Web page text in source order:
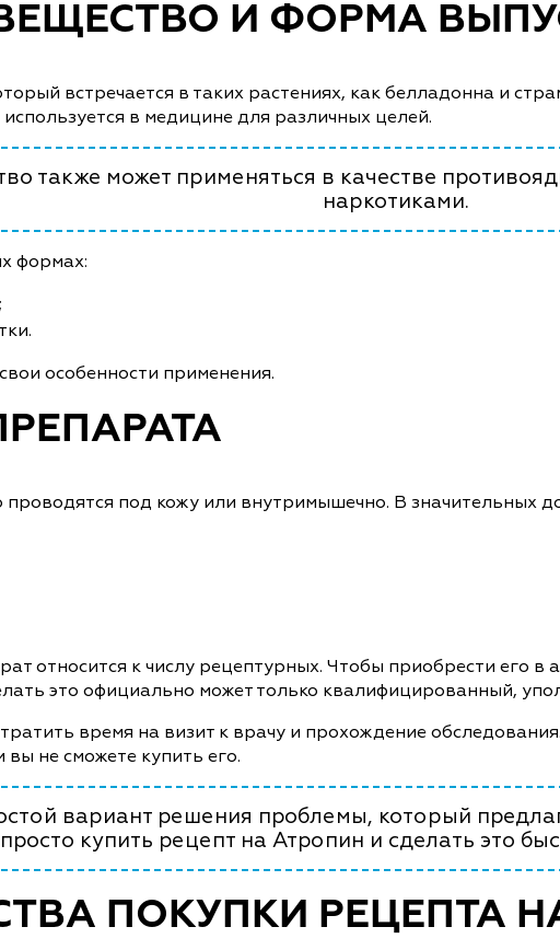
И ФОРМА
встречается в таких растениях, как белладонна и
в медицине для различных целей.
также может применяться в качестве
наркотиками.
формах:
особенности применения.
под кожу или внутримышечно. В значительных
относится к числу рецептурных. Чтобы приобрести его в
это официально может только квалифицированный,
тратить время на визит к врачу и прохождение
не сможете купить его.
вариант решения проблемы, который
купить рецепт на Атропин и сделать это
ПОКУПКИ РЕЦЕПТА